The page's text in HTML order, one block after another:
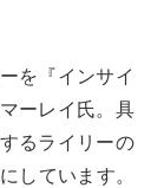
を『インサイ
ーレイ氏。具
るライリーの
しています。